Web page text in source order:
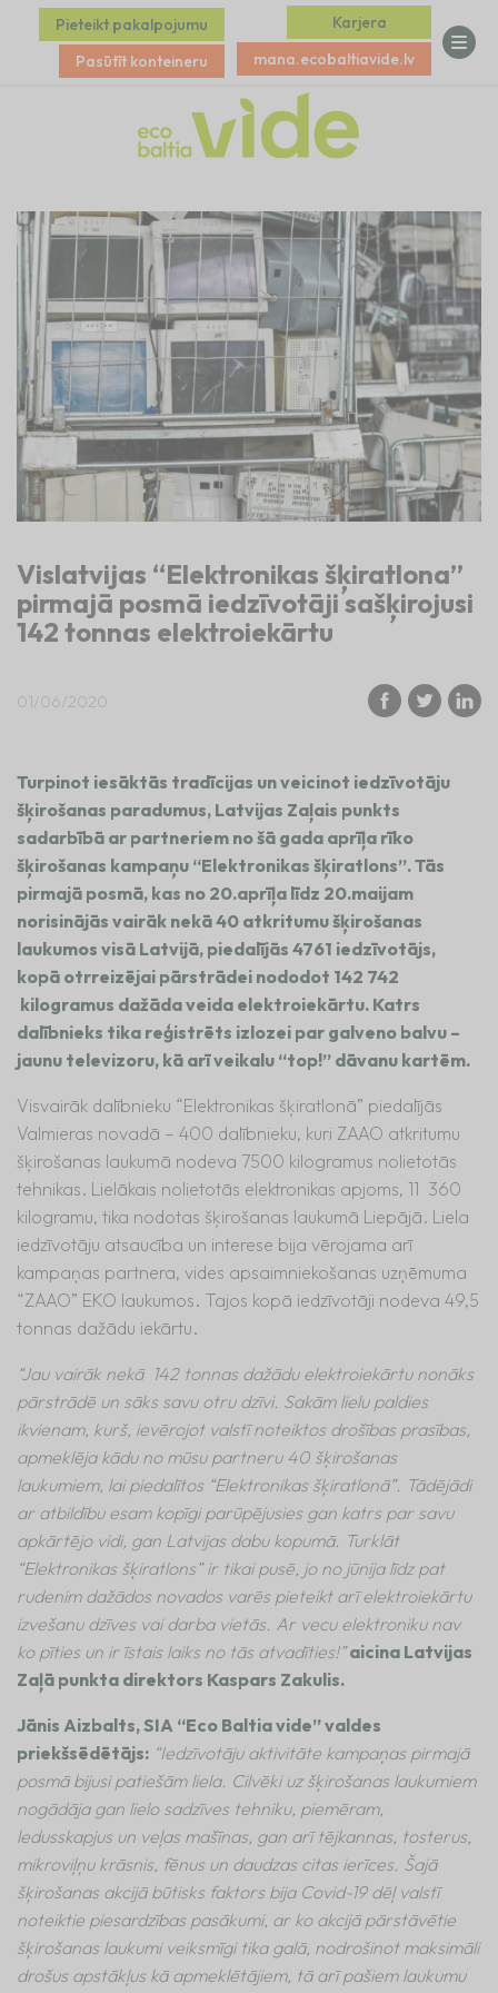
Pieteikt pakalpojumu
Pasūtīt konteineru
Karjera
mana.ecobaltiavide.lv
Vislatvijas “Elektronikas šķiratlona”
pirmajā posmā iedzīvotāji sašķirojusi
142 tonnas elektroiekārtu
01/06/2020
Turpinot iesāktās tradīcijas un veicinot iedzīvotāju
šķirošanas paradumus, Latvijas Zaļais punkts
sadarbībā ar partneriem no šā gada aprīļa rīko
šķirošanas kampaņu “Elektronikas šķiratlons”. Tās
pirmajā posmā, kas no 20.aprīļa līdz 20.maijam
norisinājās vairāk nekā 40 atkritumu šķirošanas
laukumos visā Latvijā, piedalījās 4761 iedzīvotājs,
kopā otrreizējai pārstrādei nododot 142 742
kilogramus dažāda veida elektroiekārtu. Katrs
dalībnieks tika reģistrēts izlozei par galveno balvu –
jaunu televizoru, kā arī veikalu “top!” dāvanu kartēm.
Visvairāk dalībnieku “Elektronikas šķiratlonā” piedalījās
Valmieras novadā – 400 dalībnieku, kuri ZAAO atkritumu
šķirošanas laukumā nodeva 7500 kilogramus nolietotās
tehnikas. Lielākais nolietotās elektronikas apjoms, 11 360
kilogramu, tika nodotas šķirošanas laukumā Liepājā. Liela
iedzīvotāju atsaucība un interese bija vērojama arī
kampaņas partnera, vides apsaimniekošanas uzņēmuma
“ZAAO” EKO laukumos. Tajos kopā iedzīvotāji nodeva 49,5
tonnas dažādu iekārtu.
“Jau vairāk nekā 142 tonnas dažādu elektroiekārtu nonāks
pārstrādē un sāks savu otru dzīvi. Sakām lielu paldies
ikvienam, kurš, ievērojot valstī noteiktos drošības prasības,
apmeklēja kādu no mūsu partneru 40 šķirošanas
laukumiem, lai piedalītos “Elektronikas šķiratlonā”. Tādējādi
ar atbildību esam kopīgi parūpējusies gan katrs par savu
apkārtējo vidi, gan Latvijas dabu kopumā. Turklāt
“Elektronikas šķiratlons” ir tikai pusē, jo no jūnija līdz pat
rudenim dažādos novados varēs pieteikt arī elektroiekārtu
izvešanu dzīves vai darba vietās. Ar vecu elektroniku nav
ko pīties un ir īstais laiks no tās atvadīties!”aicina Latvijas
Zaļā punkta direktors Kaspars Zakulis.
Jānis Aizbalts, SIA “Eco Baltia vide” valdes
priekšsēdētājs: “Iedzīvotāju aktivitāte kampaņas pirmajā
posmā bijusi patiešām liela. Cilvēki uz šķirošanas laukumiem
nogādāja gan lielo sadzīves tehniku, piemēram,
ledusskapjus un veļas mašīnas, gan arī tējkannas, tosterus,
mikroviļņu krāsnis, fēnus un daudzas citas ierīces. Šajā
šķirošanas akcijā būtisks faktors bija Covid-19 dēļ valstī
noteiktie piesardzības pasākumi, ar ko akcijā pārstāvētie
šķirošanas laukumi veiksmīgi tika galā, nodrošinot maksimāli
drošus apstākļus kā apmeklētājiem, tā arī pašiem laukumu